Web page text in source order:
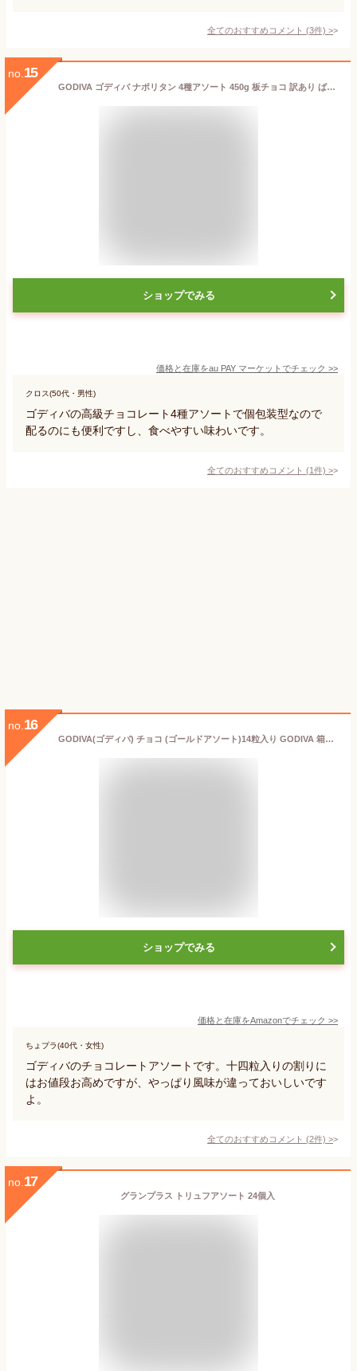
全てのおすすめコメント (3件) >
no. 15
GODIVA ゴディバ ナポリタン 4種アソート 450g 板チョコ 訳あり ばらまき 個包装 人気 高級 チョコレート 大容量 お得 コ
ショップでみる
価格と在庫をau PAY マーケット でチェック >>
クロス(50代・男性)
ゴディバの高級チョコレート4種アソートで個包装型なので
配るのにも便利ですし、食べやすい味わいです。
全てのおすすめコメント (1件) >
no. 16
GODIVA(ゴディバ) チョコ (ゴールドアソート)14粒入り GODIVA 箱入り[並行輸入品]
ショップでみる
価格と在庫をAmazonでチェック >>
ちょプラ(40代・女性)
ゴディバのチョコレートアソートです。十四粒入りの割りに
はお値段お高めですが、やっぱり風味が違っておいしいです
よ。
全てのおすすめコメント (2件) >
no. 17
グランプラス トリュフアソート 24個入